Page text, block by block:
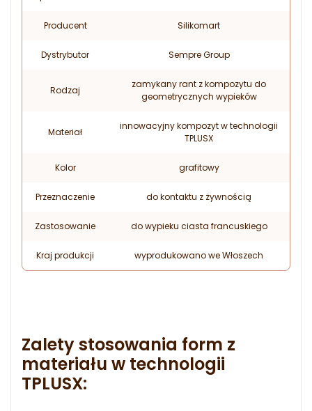
Producent Silikomart
Dystrybutor Sempre Group
Rodzaj
zamykany rant z kompozytu do
geometrycznych wypieków
Materiał
innowacyjny kompozyt w technologii
TPLUSX
Kolor grafitowy
Przeznaczenie do kontaktu z żywnością
Zastosowanie do wypieku ciasta francuskiego
Kraj produkcji wyprodukowano we Włoszech
Zalety stosowania form z
materiału w technologii
TPLUSX: